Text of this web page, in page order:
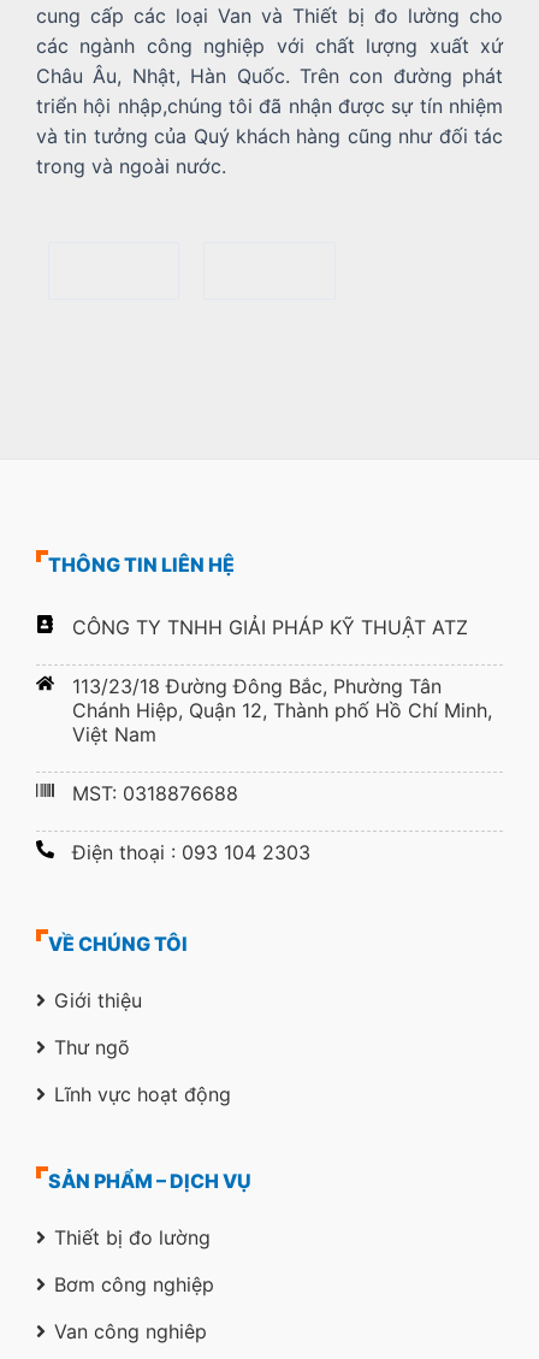
cung cấp các loại Van và Thiết bị đo lường cho
các ngành công nghiệp với chất lượng xuất xứ
Châu Âu, Nhật, Hàn Quốc. Trên con đường phát
triển hội nhập,chúng tôi đã nhận được sự tín nhiệm
và tin tưởng của Quý khách hàng cũng như đối tác
trong và ngoài nước.
THÔNG TIN LIÊN HỆ
CÔNG TY TNHH GIẢI PHÁP KỸ THUẬT ATZ
113/23/18 Đường Đông Bắc, Phường Tân
Chánh Hiệp, Quận 12, Thành phố Hồ Chí Minh,
Việt Nam
MST: 0318876688
Điện thoại : 093 104 2303
VỀ CHÚNG TÔI
Giới thiệu
Thư ngõ
Lĩnh vực hoạt động
SẢN PHẨM – DỊCH VỤ
Thiết bị đo lường
Bơm công nghiệp
Van công nghiêp